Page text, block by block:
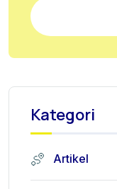
Kategori
Artikel